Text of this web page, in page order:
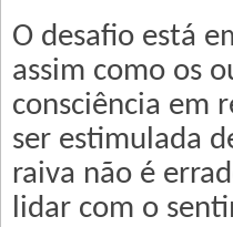
O desafio está
assim como os
consciência em
ser estimulada
raiva não é
lidar com o